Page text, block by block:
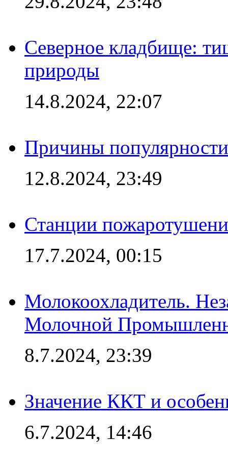
Северное кладбище:
природы
14.8.2024, 22:07
Причины
12.8.2024, 23:49
Станции
17.7.2024, 00:15
Молокоохладитель.
Молочной
8.7.2024, 23:39
Значение ККТ и
6.7.2024, 14:46